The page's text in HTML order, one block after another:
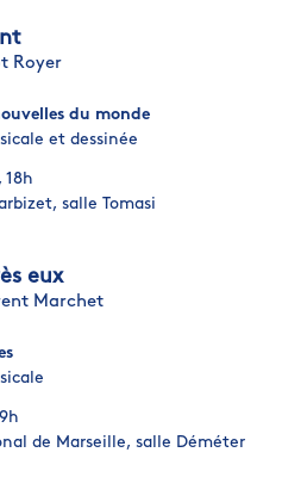
Royer
du monde
et dessinée
18h
salle Tomasi
eux
Marchet
de Marseille, salle Déméter